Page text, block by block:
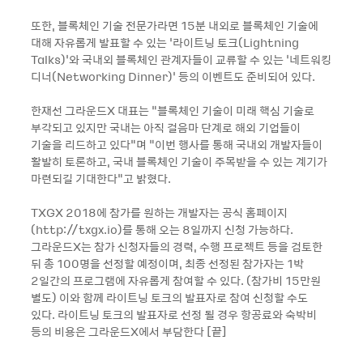
또한, 블록체인 기술 전문가라면 15분 내외로 블록체인 기술에
대해 자유롭게 발표할 수 있는 ‘라이트닝 토크(Lightning
Talks)’와 국내외 블록체인 관계자들이 교류할 수 있는 ‘네트워킹
디너(Networking Dinner)’ 등의 이벤트도 준비되어 있다.
한재선 그라운드X 대표는 “블록체인 기술이 미래 핵심 기술로
부각되고 있지만 국내는 아직 걸음마 단계로 해외 기업들이
기술을 리드하고 있다”며 “이번 행사를 통해 국내외 개발자들이
활발히 토론하고, 국내 블록체인 기술이 주목받을 수 있는 계기가
마련되길 기대한다”고 밝혔다.
TXGX 2018에 참가를 원하는 개발자는 공식 홈페이지
(http://txgx.io)를 통해 오는 8일까지 신청 가능하다.
그라운드X는 참가 신청자들의 경력, 수행 프로젝트 등을 검토한
뒤 총 100명을 선정할 예정이며, 최종 선정된 참가자는 1박
2일간의 프로그램에 자유롭게 참여할 수 있다. (참가비 15만원
별도) 이와 함께 라이트닝 토크의 발표자로 참여 신청할 수도
있다. 라이트닝 토크의 발표자로 선정 될 경우 항공료와 숙박비
등의 비용은 그라운드X에서 부담한다 [끝]